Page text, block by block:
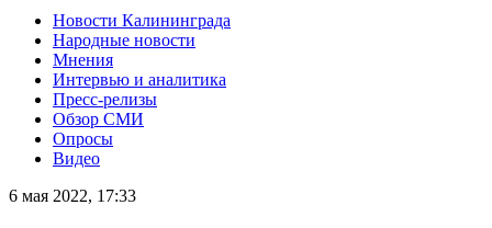
Новости Калининграда
Народные новости
Мнения
Интервью и аналитика
Пресс-релизы
Обзор СМИ
Опросы
Видео
6 мая 2022, 17:33